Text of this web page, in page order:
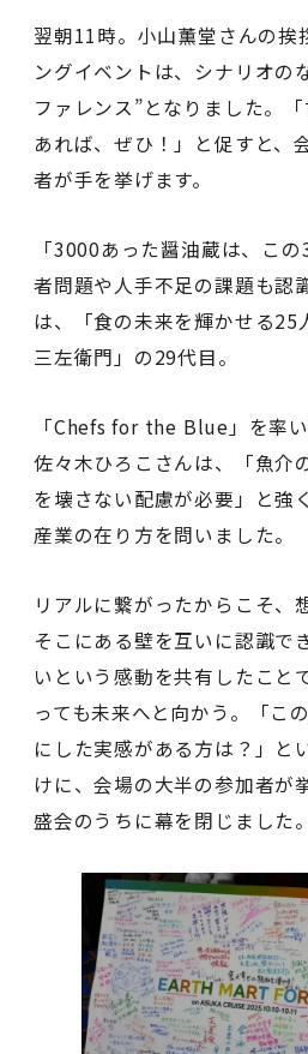
翌朝11時。小山薫堂さんの挨
ングイベントは、シナリオの
ファレンス”となりました。
あれば、ぜひ！」と促すと、
者が手を挙げます。
「3000あった醤油蔵は、こ
者問題や人手不足の課題も認
は、「食の未来を輝かせる25
三左衛門」の29代目。
「Chefs for the Blue」を率
佐々木ひろこさんは、「魚介
を壊さない配慮が必要」と強
産業の在り方を問いました。
リアルに繋がったからこそ、
そこにある壁を互いに認識で
いという感動を共有したこと
っても未来へと向かう。「こ
にした実感がある方は？」と
けに、会場の大半の参加者が
盛会のうちに幕を閉じました。